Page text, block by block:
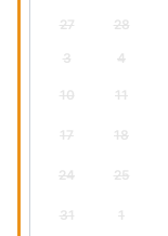
27 28
3 4
10 11
17 18
24 25
31 1